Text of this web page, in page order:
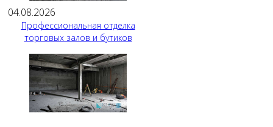
04.08.2026
Профессиональная отделка
торговых залов и бутиков